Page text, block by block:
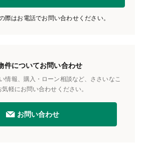
際はお電話でお問い合わせください。
件についてお問い合わせ
情報、購入・ローン相談など、ささいなこ
気軽にお問い合わせください。
お問い合わせ